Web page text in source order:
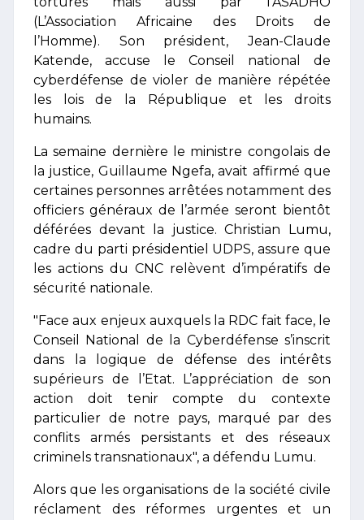
(L’Association Africaine des Droits de
l’Homme). Son président, Jean-Claude
Katende, accuse le Conseil national de
cyberdéfense de violer de manière répétée
les lois de la République et les droits
humains.
La semaine dernière le ministre congolais de
la justice, Guillaume Ngefa, avait affirmé que
certaines personnes arrêtées notamment des
officiers généraux de l’armée seront bientôt
déférées devant la justice. Christian Lumu,
cadre du parti présidentiel UDPS, assure que
les actions du CNC relèvent d’impératifs de
sécurité nationale.
"Face aux enjeux auxquels la RDC fait face, le
Conseil National de la Cyberdéfense s’inscrit
dans la logique de défense des intérêts
supérieurs de l’Etat. L’appréciation de son
action doit tenir compte du contexte
particulier de notre pays, marqué par des
conflits armés persistants et des réseaux
criminels transnationaux", a défendu Lumu.
Alors que les organisations de la société civile
réclament des réformes urgentes et un